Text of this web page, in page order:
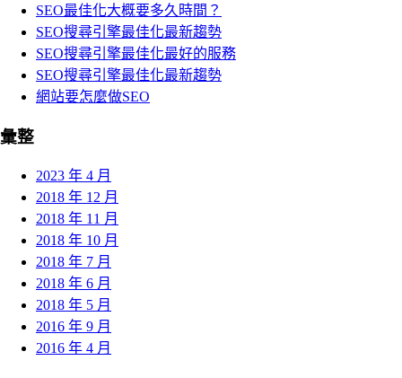
SEO最佳化大概要多久時間？
SEO搜尋引擎最佳化最新趨勢
SEO搜尋引擎最佳化最好的服務
SEO搜尋引擎最佳化最新趨勢
網站要怎麼做SEO
彙整
2023 年 4 月
2018 年 12 月
2018 年 11 月
2018 年 10 月
2018 年 7 月
2018 年 6 月
2018 年 5 月
2016 年 9 月
2016 年 4 月